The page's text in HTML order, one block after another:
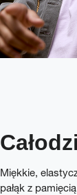
Miękkie,
pałąk z